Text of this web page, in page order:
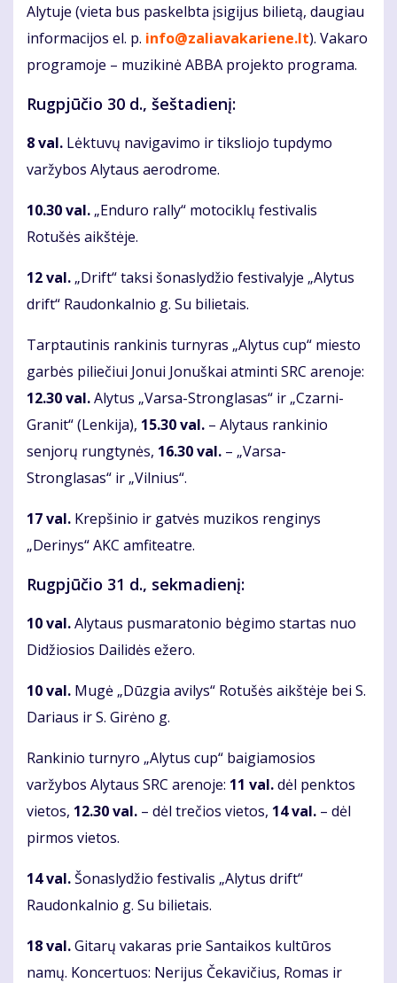
Alytuje (vieta bus paskelbta įsigijus bilietą, daugiau
informacijos el. p. info@zaliavakariene.lt). Vakaro
programoje – muzikinė ABBA projekto programa.
Rugpjūčio 30 d., šeštadienį:
8 val. Lėktuvų navigavimo ir tiksliojo tupdymo
varžybos Alytaus aerodrome.
10.30 val. „Enduro rally“ motociklų festivalis
Rotušės aikštėje.
12 val. „Drift“ taksi šonaslydžio festivalyje „Alytus
drift“ Raudonkalnio g. Su bilietais.
Tarptautinis rankinis turnyras „Alytus cup“ miesto
garbės piliečiui Jonui Jonuškai atminti SRC arenoje:
12.30 val.Alytus „Varsa-Stronglasas“ ir „Czarni-
Granit“ (Lenkija), 15.30 val. – Alytaus rankinio
senjorų rungtynės, 16.30 val. – „Varsa-
Stronglasas“ ir „Vilnius“.
17 val. Krepšinio ir gatvės muzikos renginys
„Derinys“ AKC amfiteatre.
Rugpjūčio 31 d., sekmadienį:
10 val.Alytaus pusmaratonio bėgimo startas nuo
Didžiosios Dailidės ežero.
10 val. Mugė „Dūzgia avilys“ Rotušės aikštėje bei S.
Dariaus ir S. Girėno g.
Rankinio turnyro „Alytus cup“ baigiamosios
varžybos Alytaus SRC arenoje: 11 val.dėl penktos
vietos, 12.30 val. – dėl trečios vietos, 14 val. – dėl
pirmos vietos.
14 val.Šonaslydžio festivalis „Alytus drift“
Raudonkalnio g. Su bilietais.
18 val.Gitarų vakaras prie Santaikos kultūros
namų. Koncertuos: Nerijus Čekavičius, Romas ir